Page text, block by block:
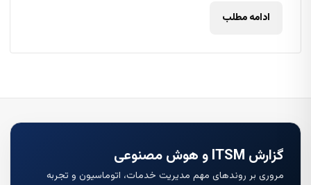
ادامه مطلب
گزارش ITSM و هوش مصنوعی
مروری بر روندهای مهم مدیریت خدمات، اتوماسیون و تجربه